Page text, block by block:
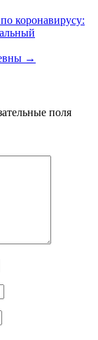
коронавирусу:
→
поля